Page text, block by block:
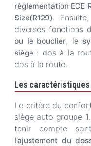
règlementation ECE
Size(R129).
diverses fonctions
ou le bouclier, le
siège : dos à la
dos à la route.
Les
Le critère du
siège auto groupe
tenir compte
l’ajustement du